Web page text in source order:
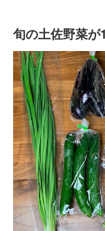
旬の土佐野菜が